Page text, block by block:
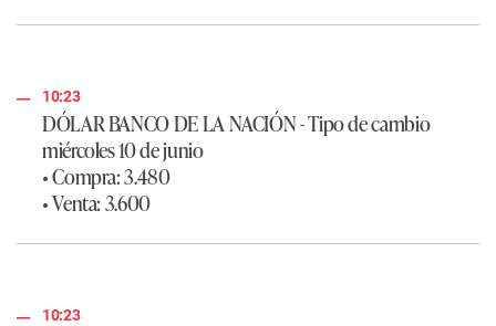
10:23
DÓLAR BANCO DE LA NACIÓN - Tipo de cambio
miércoles 10 de junio
• Compra: 3.480
• Venta: 3.600
10:23